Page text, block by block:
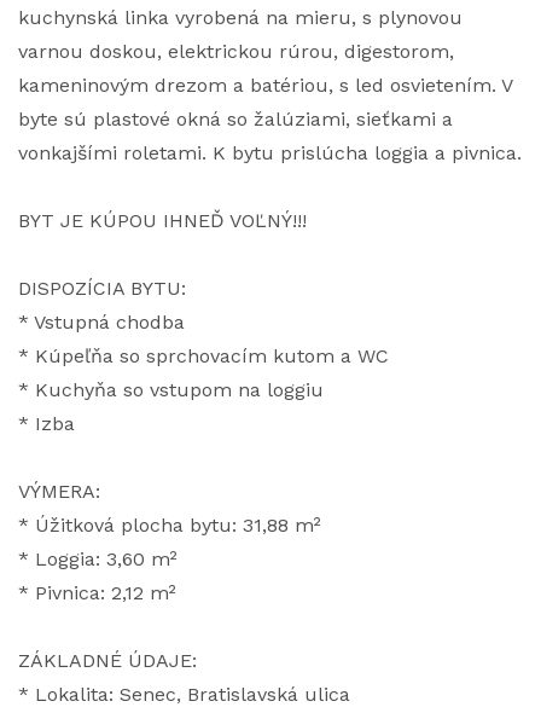
kuchynská linka vyrobená na mieru, s plynovou
varnou doskou, elektrickou rúrou, digestorom,
kameninovým drezom a batériou, s led osvietením. V
byte sú plastové okná so žalúziami, sieťkami a
vonkajšími roletami. K bytu prislúcha loggia a pivnica.
BYT JE KÚPOU IHNEĎ VOĽNÝ!!!
DISPOZÍCIA BYTU:
* Vstupná chodba
* Kúpeľňa so sprchovacím kutom a WC
* Kuchyňa so vstupom na loggiu
* Izba
VÝMERA:
* Úžitková plocha bytu: 31,88 m²
* Loggia: 3,60 m²
* Pivnica: 2,12 m²
ZÁKLADNÉ ÚDAJE:
* Lokalita: Senec, Bratislavská ulica